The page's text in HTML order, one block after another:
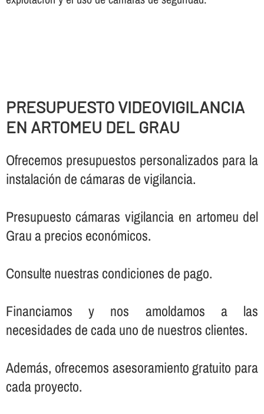
PRESUPUESTO VIDEOVIGILANCIA
EN ARTOMEU DEL GRAU
Ofrecemos presupuestos personalizados para la
instalación de cámaras de vigilancia.
Presupuesto cámaras vigilancia en artomeu del
Grau a precios económicos.
Consulte nuestras condiciones de pago.
Financiamos y nos amoldamos a las
necesidades de cada uno de nuestros clientes.
Además, ofrecemos asesoramiento gratuito para
cada proyecto.